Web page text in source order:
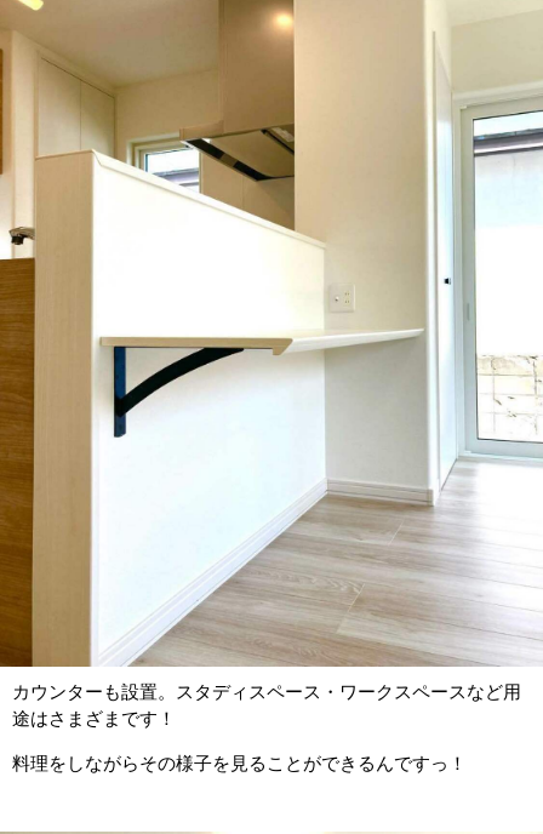
カウンターも設置。スタディスペース・ワークスペースなど用
途はさまざまです！
料理をしながらその様子を見ることができるんですっ！